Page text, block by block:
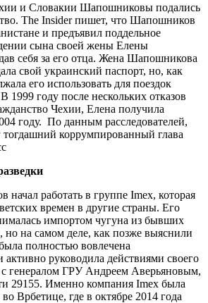
и Словакии Шапошниковы подались
The Insider пишет, что Шапошников
и предъявил поддельное
сына своей жены Елены
себя за его отца. Жена Шапошникова
свой украинский паспорт, но, как
его использовать для поездок
1999 году после нескольких отказов
Чехии, Елена получила
году. По данным расследователей,
коррумпированный глава
работать в группе Imex, которая
времен в другие страны. Его
импортом чугуна из бывших
но на самом деле, как позже выяснили
полностью вовлечена
активно руководила действиями своего
генералом ГРУ Андреем Аверьяновым,
29155. Именно компания Imex была
Врбетице, где в октябре 2014 года